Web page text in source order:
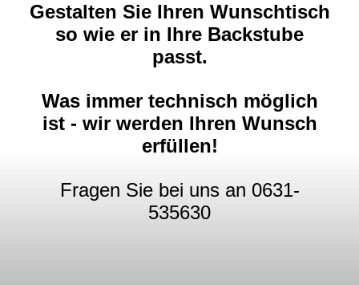
KONTAKT
Gestalten Sie Ihren Wunschtisch
so wie er in Ihre Backstube
passt.
Was immer technisch möglich
ist - wir werden Ihren Wunsch
erfüllen!
Fragen Sie bei uns an 0631-
535630